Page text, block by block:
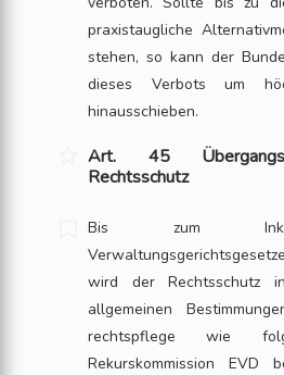
praxistaugliche
stehen, so kann der
dieses Verbots um
hinausschieben.
Art. 45
Rechtsschutz
Bis zum
wird der Rechtsschutz
allgemeinen
rechtspflege wie
Rekurskommission EVD